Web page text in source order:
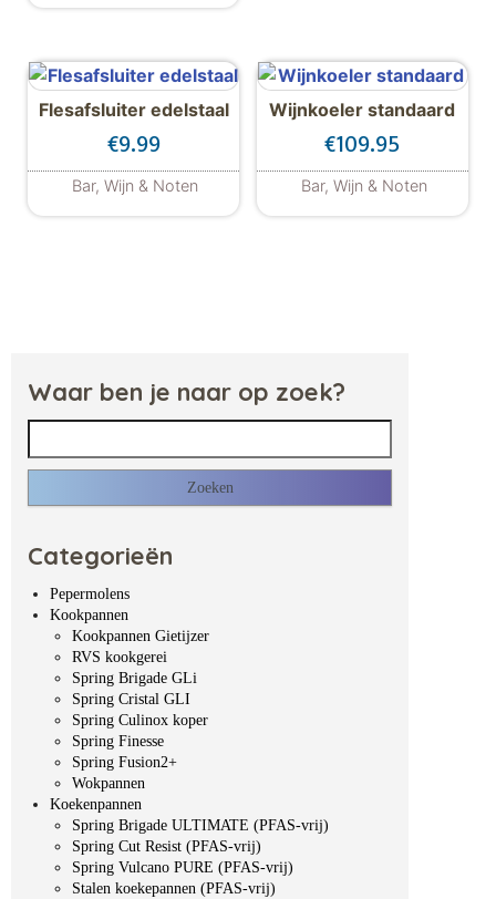
Flesafsluiter edelstaal
€9.99
Bar, Wijn & Noten
Dit product heeft meerdere variaties.
Wijnkoeler standaard
€109.95
Bar, Wijn & Noten
Waar ben je naar op zoek?
Zoeken naar:
Categorieën
Pepermolens
Kookpannen
Kookpannen Gietijzer
RVS kookgerei
Spring Brigade GLi
Spring Cristal GLI
Spring Culinox koper
Spring Finesse
Spring Fusion2+
Wokpannen
Koekenpannen
Spring Brigade ULTIMATE (PFAS-vrij)
Spring Cut Resist (PFAS-vrij)
Spring Vulcano PURE (PFAS-vrij)
Stalen koekepannen (PFAS-vrij)